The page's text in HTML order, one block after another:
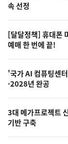
의
영
상
오
늘
의
사
진
속 선정
[달달정책] 휴대폰
예매 한 번에 끝!
'국가 AI 컴퓨팅센
·2028년 완공
3대 메가프로젝트
기반 구축